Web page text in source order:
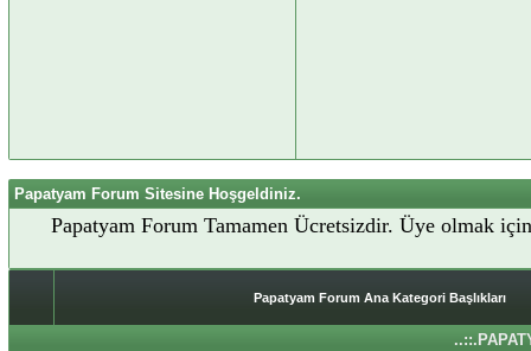
Papatyam Forum Sitesine Hoşgeldiniz.
Papatyam Forum Tamamen Ücretsizdir. Üye olmak
Papatyam Forum Ana Kategori Başlıkları